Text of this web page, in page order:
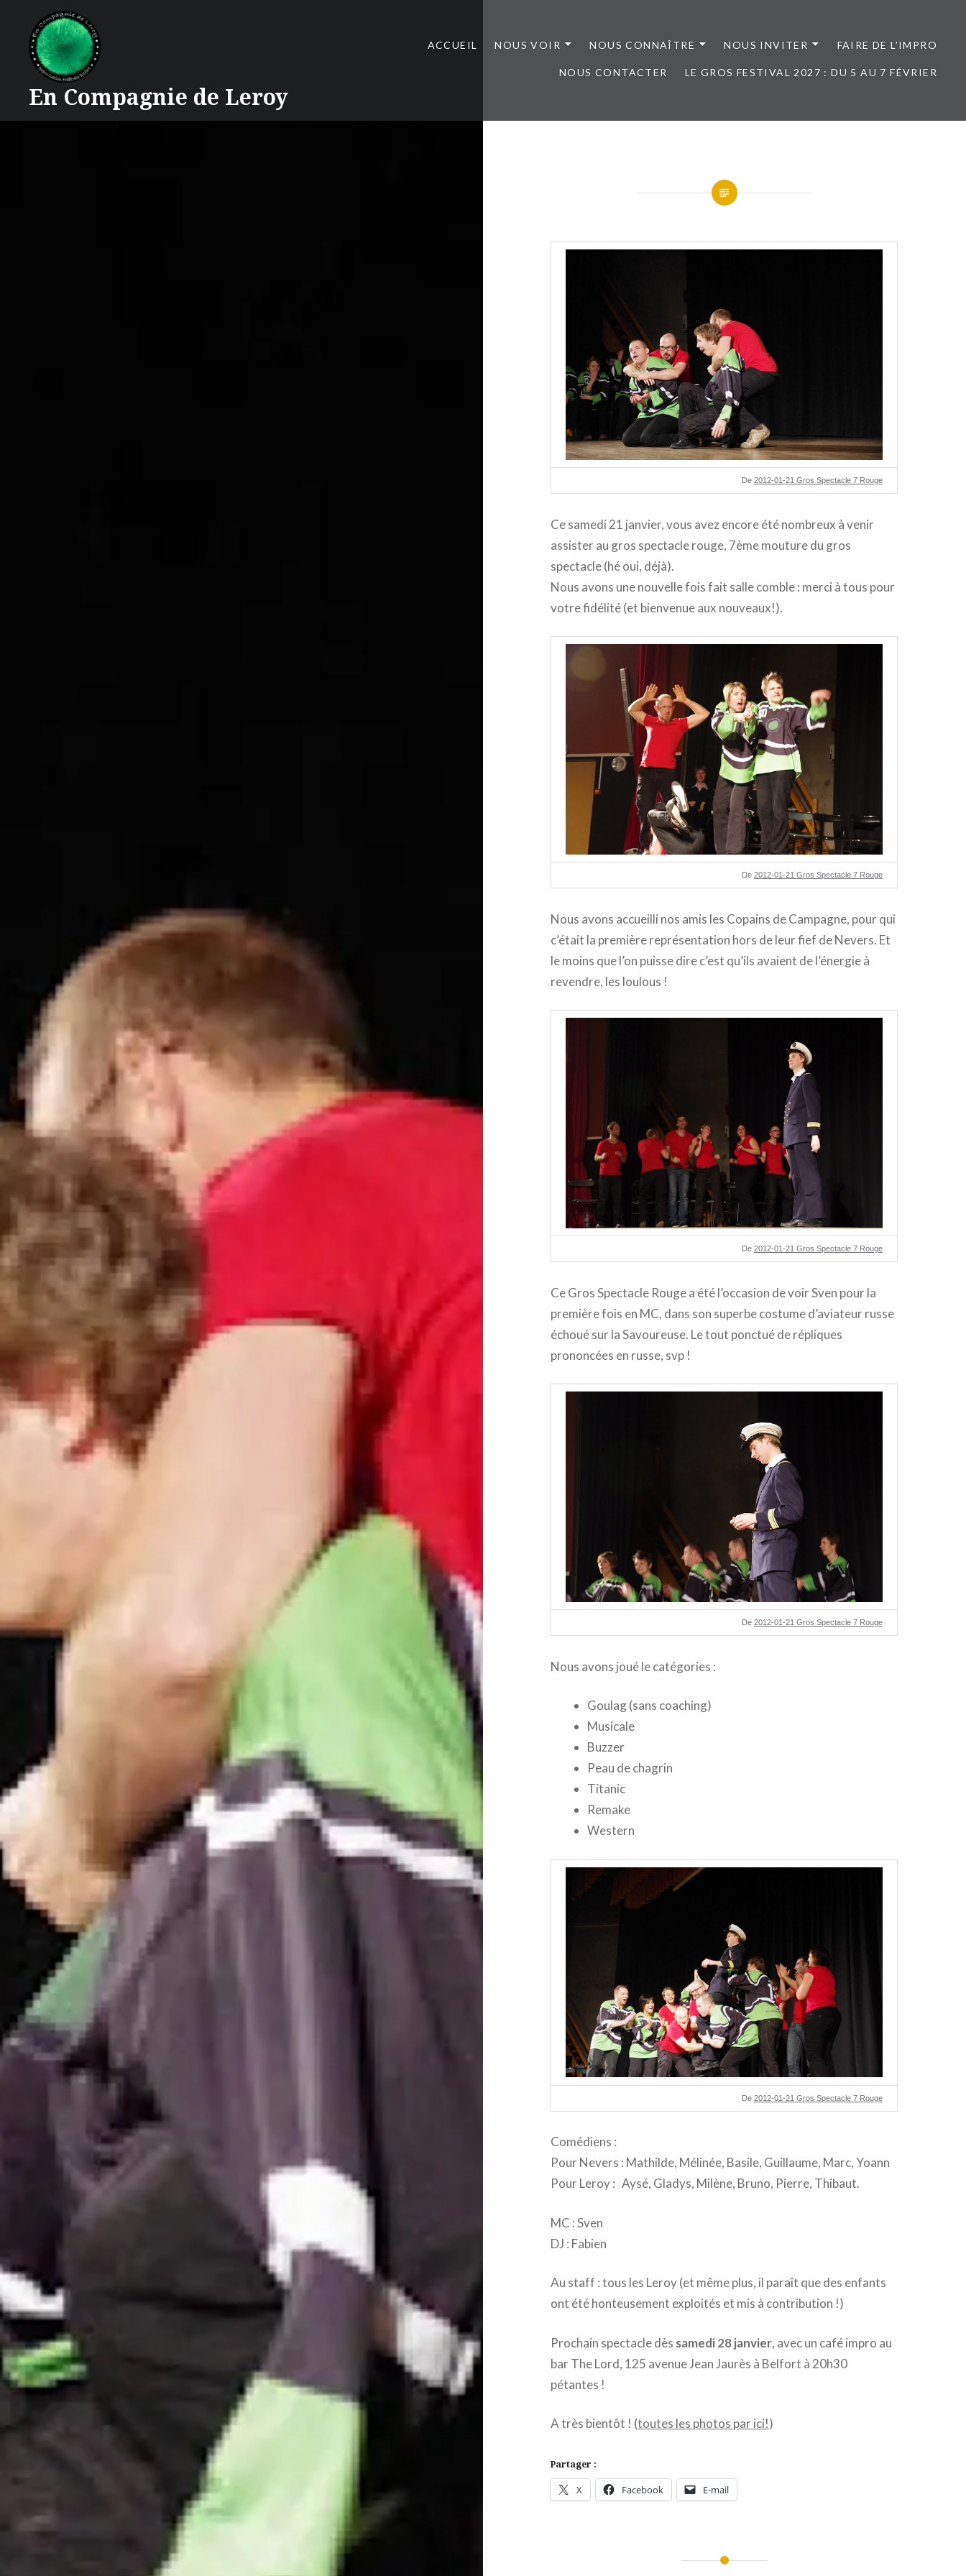
contenu
principal
En Compagnie de Leroy
ACCUEIL NOUS VOIR NOUS CONNAÎTRE NOUS INVITER FAIRE DE L’IMPRO
NOUS CONTACTER LE GROS FESTIVAL 2027 : DU 5 AU 7 FÉVRIER
De2012-01-21 Gros Spectacle 7 Rouge
Ce samedi 21 janvier, vous avez encore été nombreux à venir
assister au gros spectacle rouge, 7ème mouture du gros
spectacle (hé oui, déjà).
Nous avons une nouvelle fois fait salle comble : merci à tous pour
votre fidélité (et bienvenue aux nouveaux!).
De2012-01-21 Gros Spectacle 7 Rouge
Nous avons accueilli nos amis les Copains de Campagne, pour qui
c’était la première représentation hors de leur fief de Nevers. Et
le moins que l’on puisse dire c’est qu’ils avaient de l’énergie à
revendre, les loulous !
De2012-01-21 Gros Spectacle 7 Rouge
Ce Gros Spectacle Rouge a été l’occasion de voir Sven pour la
première fois en MC, dans son superbe costume d’aviateur russe
échoué sur la Savoureuse. Le tout ponctué de répliques
prononcées en russe, svp !
De2012-01-21 Gros Spectacle 7 Rouge
Nous avons joué le catégories :
Goulag (sans coaching)
Musicale
Buzzer
Peau de chagrin
Titanic
Remake
Western
De2012-01-21 Gros Spectacle 7 Rouge
Comédiens :
Pour Nevers : Mathilde, Mélinée, Basile, Guillaume, Marc, Yoann
Pour Leroy : Aysé, Gladys, Milène, Bruno, Pierre, Thibaut.
MC : Sven
DJ : Fabien
Au staff : tous les Leroy (et même plus, il paraît que des enfants
ont été honteusement exploités et mis à contribution !)
Prochain spectacle dès samedi 28 janvier, avec un café impro au
bar The Lord, 125 avenue Jean Jaurès à Belfort à 20h30
pétantes !
A très bientôt ! (toutes les photos par ici!)
Partager :
X Facebook E-mail